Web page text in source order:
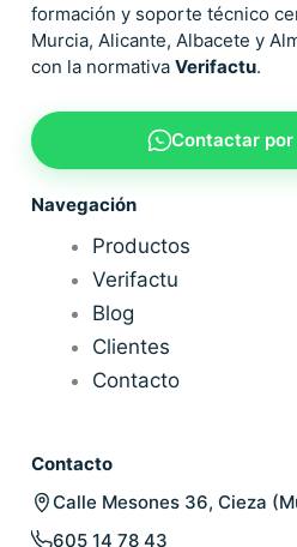
formación y soporte técnico
Murcia, Alicante, Albacete y
con la normativa Verifactu.
Contactar
Navegación
Productos
Verifactu
Blog
Clientes
Contacto
Contacto
Calle Mesones 36, Cieza
605 14 78 43